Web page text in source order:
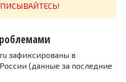
зафиксированы в
(данные за последние